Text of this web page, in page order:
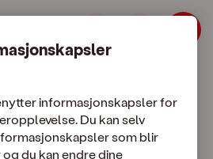
informasjonskapsler for
Du kan selv
som blir
du kan endre dine